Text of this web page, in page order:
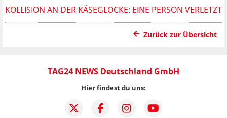
KOLLISION AN DER KÄSEGLOCKE: EINE PERSON VERLETZT
Zurück zur Übersicht
TAG24 NEWS Deutschland GmbH
Hier findest du uns: